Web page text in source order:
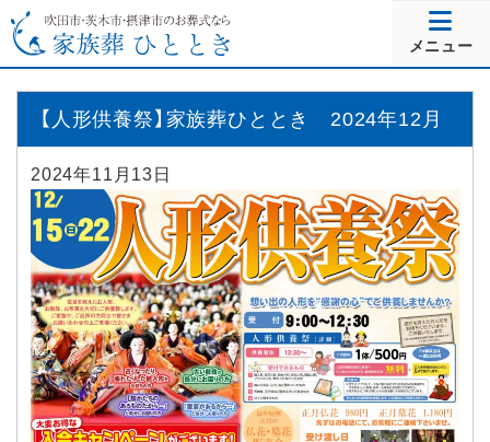
メニュー
【人形供養祭】家族葬ひととき 2024年12月
2024年11月13日